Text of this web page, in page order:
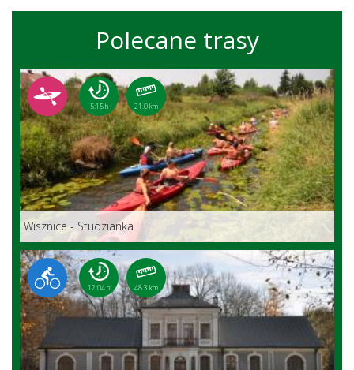
Polecane trasy
5:15 h 21.0 km
Wisznice - Studzianka
12:04 h 48.3 km